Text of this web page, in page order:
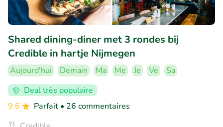
Shared dining-diner met 3 rondes bij
Credible in hartje Nijmegen
Aujourd'hui Demain Ma Me Je Ve
Sa
Deal très populaire
9.6
Parfait • 26 commentaires